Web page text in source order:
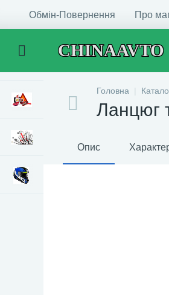
Обмін-Повернення Про
CHINAAVTO
Головна
Ланцюг
Опис